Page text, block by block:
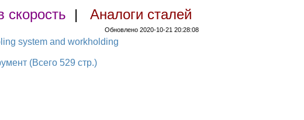
скорость | Аналоги сталей
Обновлено 2020-10-21 20:28:08
system and workholding
(Всего 529 стр.)